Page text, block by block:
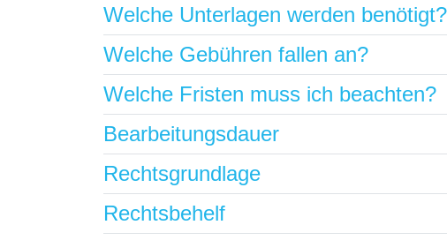
Welche Unterlagen werden benötigt?
Welche Gebühren fallen an?
Welche Fristen muss ich beachten?
Bearbeitungsdauer
Rechtsgrundlage
Rechtsbehelf